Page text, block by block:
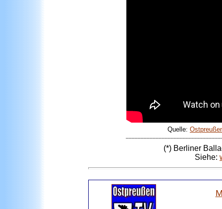
Quelle:
(*) Berliner
Siehe: